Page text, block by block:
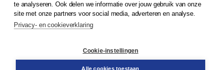
Klantenservice
Service & informatie
Contact
te analyseren. Ook delen we informatie over jouw gebruik van onze
site met onze partners voor social media, adverteren en analyse.
Privacy- en cookieverklaring
Cookie-instellingen
Alle cookies toestaan